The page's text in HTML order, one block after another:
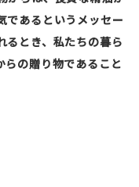
であるというメッセー
るとき、私たちの暮ら
らの贈り物であること